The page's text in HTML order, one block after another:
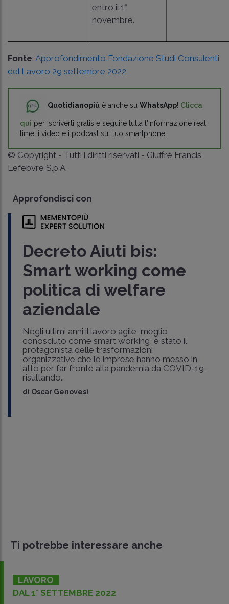
entro il 1°
novembre.
Fonte: Approfondimento Fondazione Studi Consulenti
del Lavoro 29 settembre 2022
Quotidianopiù è anche su WhatsApp! Clicca
qui per iscriverti gratis e seguire tutta l'informazione real
time, i video e i podcast sul tuo smartphone.
© Copyright - Tutti i diritti riservati - Giuffrè Francis
Lefebvre S.p.A.
Approfondisci con
Decreto Aiuti bis:
Smart working come
politica di welfare
aziendale
Negli ultimi anni il lavoro agile, meglio
conosciuto come smart working, è stato il
protagonista delle trasformazioni
organizzative che le imprese hanno messo in
atto per far fronte alla pandemia da COVID-19,
risultando..
di Oscar Genovesi
Ti potrebbe interessare anche
LAVORO
CONVERSIONE DECRETO RIAPERTURE